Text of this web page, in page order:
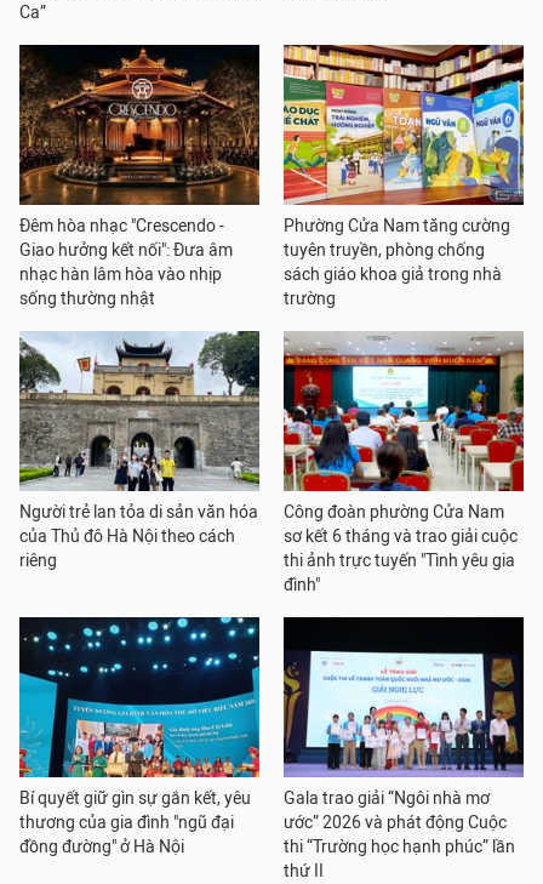
Ca”
Đêm hòa nhạc "Crescendo -
Giao hưởng kết nối": Đưa âm
nhạc hàn lâm hòa vào nhịp
sống thường nhật
Phường Cửa Nam tăng cường
tuyên truyền, phòng chống
sách giáo khoa giả trong nhà
trường
Người trẻ lan tỏa di sản văn hóa
của Thủ đô Hà Nội theo cách
riêng
Công đoàn phường Cửa Nam
sơ kết 6 tháng và trao giải cuộc
thi ảnh trực tuyến "Tình yêu gia
đình"
Bí quyết giữ gìn sự gắn kết, yêu
thương của gia đình "ngũ đại
đồng đường" ở Hà Nội
Gala trao giải “Ngôi nhà mơ
ước” 2026 và phát động Cuộc
thi “Trường học hạnh phúc” lần
thứ II